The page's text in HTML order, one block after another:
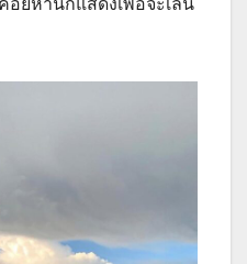
อยหานักแสดงเพื่อจะเล่น